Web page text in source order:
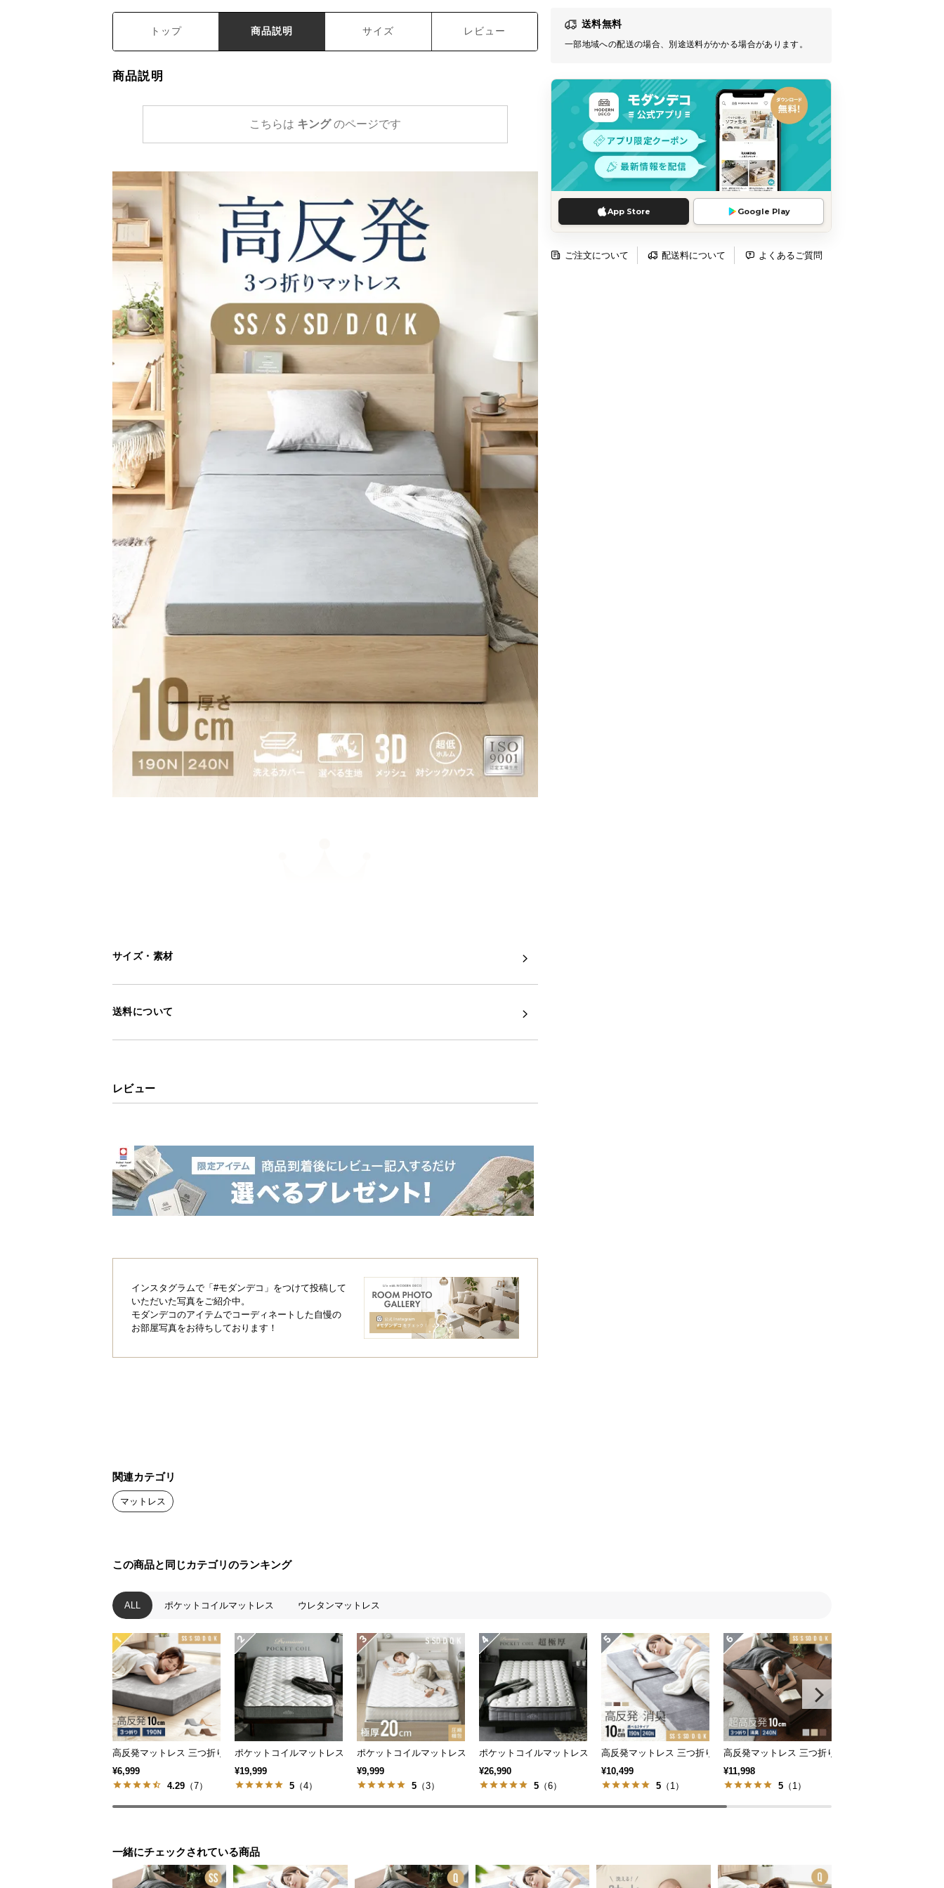
送料無料
一部地域への配送の場合、別途送料がかかる場合があります。
App Store Google Play
ご注文について 配送料について よくあるご質問
トップ 商品説明 サイズ レビュー
商品説明
こちらは キングのページです
サイズ・素材
送料について
レビュー
インスタグラムで「#モダンデコ」をつけて投稿して
いただいた写真をご紹介中。
モダンデコのアイテムでコーディネートした自慢の
お部屋写真をお待ちしております！
関連カテゴリ
マットレス
この商品と同じカテゴリのランキング
ALL ポケットコイルマットレス ウレタンマットレス
高反発マットレス 三つ折り 厚さ10cm [SS/ S/SD/D/Q/K]
¥6,999
4.29 （7）
ポケットコイルマットレス プレミアム 厚さ20cm S/SD/D
¥19,999
5 （4）
ポケットコイルマットレス 厚さ20cm S/SD/D/Q/K
¥9,999
5 （3）
ポケットコイルマットレス プレミアム 超極厚 厚さ25cm S/SD/D
¥26,990
5 （6）
高反発マットレス 三つ折り 消臭 スタンダード 厚さ10cm [SS/S/SD/D/Q/K]
¥10,499
5 （1）
高反発マットレス 三つ折り 消臭 高密度ハード 厚さ
¥11,998
5 （1）
一緒にチェックされている商品